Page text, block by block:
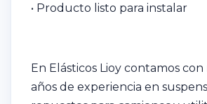
• Producto listo para instalar
En Elásticos Lioy contamos con
años de experiencia en